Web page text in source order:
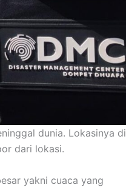
dunia. Lokasinya di
dari lokasi.
yakni cuaca yang